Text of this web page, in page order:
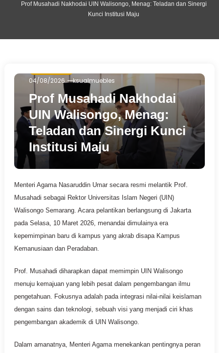
Prof Musahadi Nakhodai UIN Walisongo, Menag: Teladan dan Sinergi
Kunci Institusi Maju
04/08/2026
ksualmuebles
Prof Musahadi Nakhodai
UIN Walisongo, Menag:
Teladan dan Sinergi Kunci
Institusi Maju
Menteri Agama Nasaruddin Umar secara resmi melantik Prof.
Musahadi sebagai Rektor Universitas Islam Negeri (UIN)
Walisongo Semarang. Acara pelantikan berlangsung di Jakarta
pada Selasa, 10 Maret 2026, menandai dimulainya era
kepemimpinan baru di kampus yang akrab disapa Kampus
Kemanusiaan dan Peradaban.
Prof. Musahadi diharapkan dapat memimpin UIN Walisongo
menuju kemajuan yang lebih pesat dalam pengembangan ilmu
pengetahuan. Fokusnya adalah pada integrasi nilai-nilai keislaman
dengan sains dan teknologi, sebuah visi yang menjadi ciri khas
pengembangan akademik di UIN Walisongo.
Dalam amanatnya, Menteri Agama menekankan pentingnya peran